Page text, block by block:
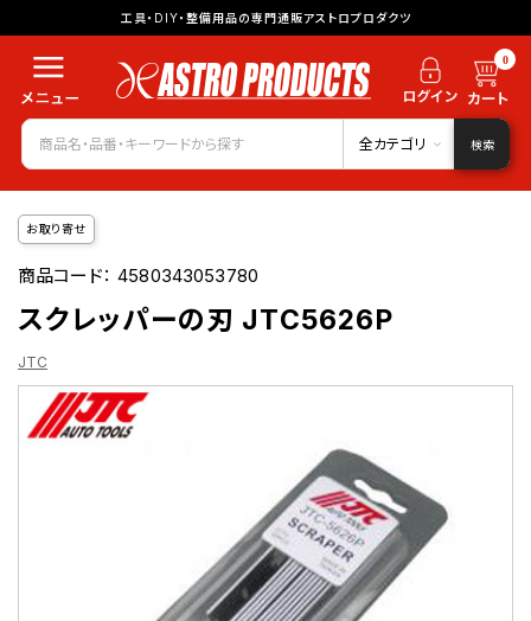
工具・DIY・整備用品の専門通販アストロプロダクツ
0
全カテゴリ 検索
お取り寄せ
商品コード：4580343053780
スクレッパーの刃 JTC5626P
JTC